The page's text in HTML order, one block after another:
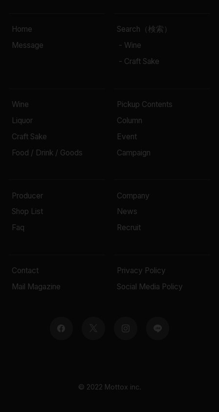
Home
Message
Search（検索）
- Wine
- Craft Sake
Wine
Liquor
Craft Sake
Food / Drink / Goods
Pickup Contents
Column
Event
Campaign
Producer
Shop List
Faq
Company
News
Recruit
Contact
Mail Magazine
Privacy Policy
Social Media Policy
© 2022 Mottox inc.